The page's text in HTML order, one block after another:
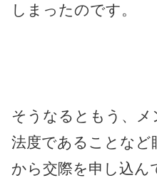
しまったのです。
そうなるともう、メ
法度であることなど
から交際を申し込ん